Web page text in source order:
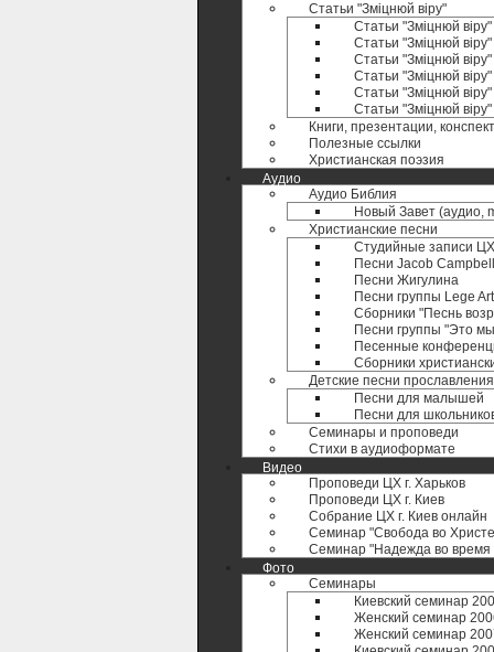
Статьи "Зміцнюй віру"
Статьи "Зміцнюй
Статьи "Зміцнюй
Статьи "Зміцнюй
Статьи "Зміцнюй
Статьи "Зміцнюй
Статьи "Зміцнюй
Книги, презентации,
Полезные ccылки
Христианская поэзия
Аудио
Аудио Библия
Новый Завет (аудио,
Христианские песни
Студийные записи ЦХ
Песни Jacob Campbell
Песни Жигулина
Песни группы Lege
Сборники "Песнь
Песни группы "Это
Песенные
Сборники
Детские песни прославления
Песни для малышей
Песни для
Семинары и проповеди
Стихи в аудиоформате
Видео
Проповеди ЦХ г. Харьков
Проповеди ЦХ г. Киев
Собрание ЦХ г. Киев онлайн
Семинар "Свобода во
Семинар "Надежда во время
Фото
Семинары
Киевский семинар
Женский семинар
Женский семинар